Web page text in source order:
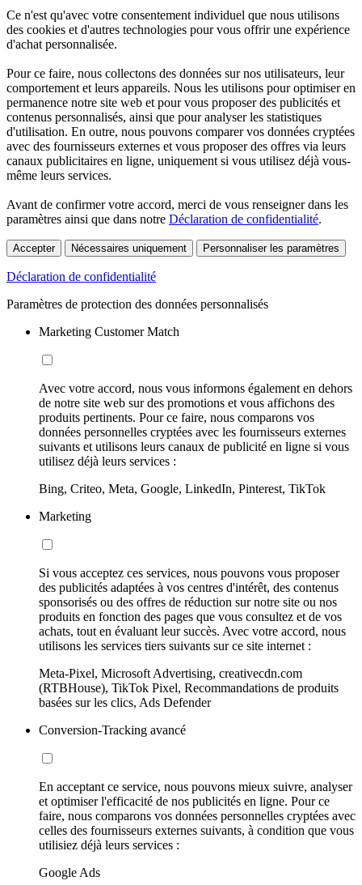
Ce n'est qu'avec votre consentement individuel que nous utilisons
des cookies et d'autres technologies pour vous offrir une expérience
d'achat personnalisée.
Pour ce faire, nous collectons des données sur nos utilisateurs, leur
comportement et leurs appareils. Nous les utilisons pour optimiser en
permanence notre site web et pour vous proposer des publicités et
contenus personnalisés, ainsi que pour analyser les statistiques
d'utilisation. En outre, nous pouvons comparer vos données cryptées
avec des fournisseurs externes et vous proposer des offres via leurs
canaux publicitaires en ligne, uniquement si vous utilisez déjà vous-
même leurs services.
Avant de confirmer votre accord, merci de vous renseigner dans les
paramètres ainsi que dans notre Déclaration de confidentialité.
Accepter Nécessaires uniquement Personnaliser les paramètres
Déclaration de confidentialité
Paramètres de protection des données personnalisés
Marketing Customer Match
Avec votre accord, nous vous informons également en dehors
de notre site web sur des promotions et vous affichons des
produits pertinents. Pour ce faire, nous comparons vos
données personnelles cryptées avec les fournisseurs externes
suivants et utilisons leurs canaux de publicité en ligne si vous
utilisez déjà leurs services :
Bing, Criteo, Meta, Google, LinkedIn, Pinterest, TikTok
Marketing
Si vous acceptez ces services, nous pouvons vous proposer
des publicités adaptées à vos centres d'intérêt, des contenus
sponsorisés ou des offres de réduction sur notre site ou nos
produits en fonction des pages que vous consultez et de vos
achats, tout en évaluant leur succès. Avec votre accord, nous
utilisons les services tiers suivants sur ce site internet :
Meta-Pixel, Microsoft Advertising, creativecdn.com
(RTBHouse), TikTok Pixel, Recommandations de produits
basées sur les clics, Ads Defender
Conversion-Tracking avancé
En acceptant ce service, nous pouvons mieux suivre, analyser
et optimiser l'efficacité de nos publicités en ligne. Pour ce
faire, nous comparons vos données personnelles cryptées avec
celles des fournisseurs externes suivants, à condition que vous
utilisiez déjà leurs services :
Google Ads